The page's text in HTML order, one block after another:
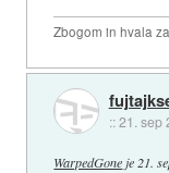
Zbogom in hvala
::21. sep
WarpedGoneje21.